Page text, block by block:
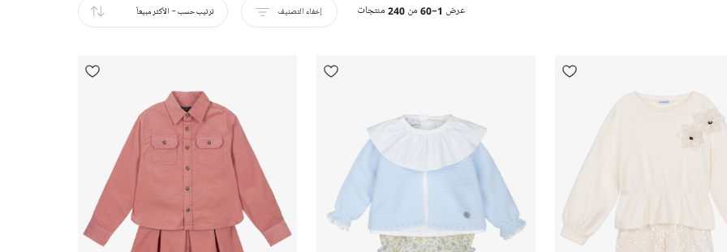
عرض 1-60 من 240 منتجات إخفاء التصنيف ترتيب حسب- الأكثر مبيعاً